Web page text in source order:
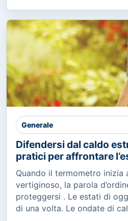
Generale
Difendersi dal caldo
pratici per affrontare
Quando il termometro inizia
vertiginoso, la parola
proteggersi . Le estati di
di una volta. Le ondate di